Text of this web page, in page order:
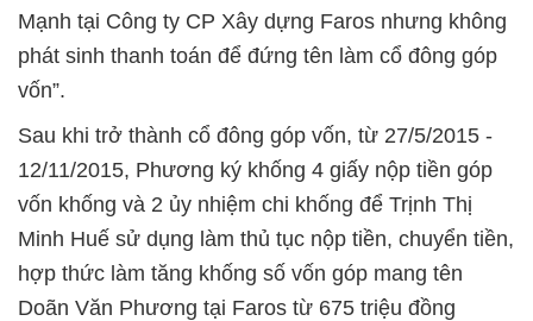
Mạnh tại Công ty CP Xây dựng Faros nhưng không
phát sinh thanh toán để đứng tên làm cổ đông góp
vốn”.
Sau khi trở thành cổ đông góp vốn, từ 27/5/2015 -
12/11/2015, Phương ký khống 4 giấy nộp tiền góp
vốn khống và 2 ủy nhiệm chi khống để Trịnh Thị
Minh Huế sử dụng làm thủ tục nộp tiền, chuyển tiền,
hợp thức làm tăng khống số vốn góp mang tên
Doãn Văn Phương tại Faros từ 675 triệu đồng